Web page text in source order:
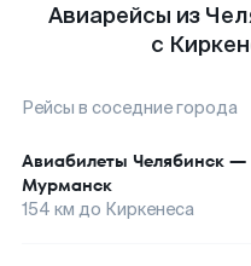
Авиарейсы из
с
Рейсы в соседние города
Авиабилеты Челябинск —
Мурманск
154 км до Киркенеса